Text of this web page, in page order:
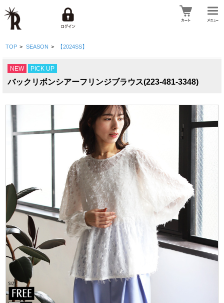
TOP > SEASON > 【2024SS】
NEW PICK UP
バックリボンシアーフリンジブラウス(223-481-3348)